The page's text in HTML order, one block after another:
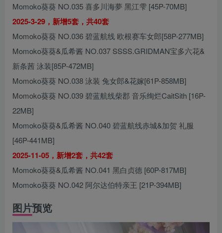
Momoko葵葵 NO.035 喜多川海夢 黑江雫 [45P-70MB]
2025-3-29，新增5套，共40套
Momoko葵葵 NO.036 碧蓝航线 欧根赛车女郎[58P-277MB]
Momoko葵葵&瓜希酱 NO.037 SSSS.GRIDMAN宝多六花&
新条茜 泳装[85P-472MB]
Momoko葵葵 NO.038 泳装 兔女郎&花嫁[61P-858MB]
Momoko葵葵 NO.039 碧蓝航线柴郡 音乐绚烂CaitSith [16P-
22MB]
Momoko葵葵&瓜希酱 NO.040 碧蓝航线赤城&加贺 礼服
[46P-441MB]
2025-11-05，新增2套，共42套
Momoko葵葵&瓜希酱 NO.041 黑白贞德 [60P-817MB]
Momoko葵葵 NO.042 阿尔达伯特亲王 [21P-394MB]
图片预览